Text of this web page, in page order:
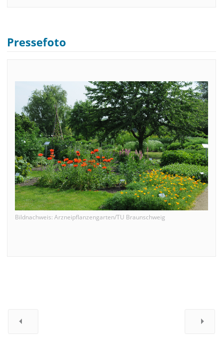
Pressefoto
Bildnachweis: Arzneipflanzengarten/TU Braunschweig